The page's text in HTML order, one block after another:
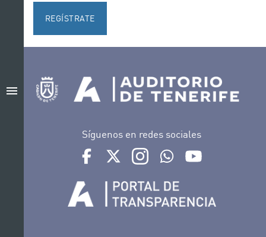
menu
REGÍSTRATE
Síguenos en redes sociales
Ir a perfil de Auditorio de Tenerife en Facebook
Ir a perfil de Auditorio de Tenerife en
Ir a perfil de Auditorio de
Ir al Boletín Whatsapp